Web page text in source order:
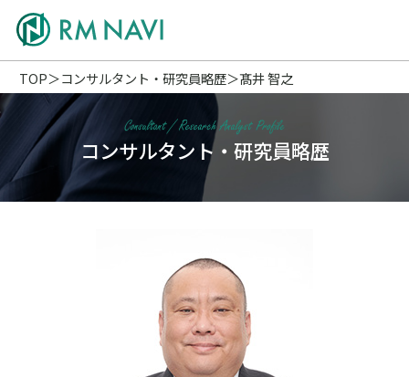
TOP コンサルタント・研究員略歴 髙井 智之
コンサルタント・研究員略歴